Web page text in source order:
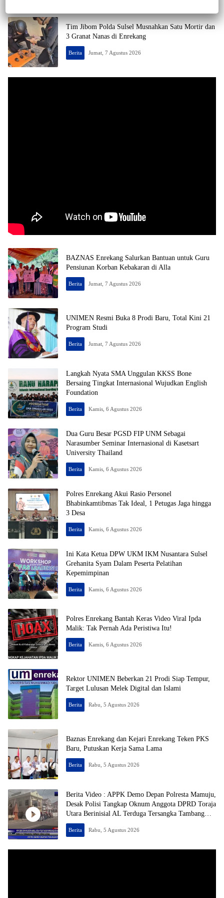
Tim Jibom Polda Sulsel Musnahkan Satu Mortir dan
3 Granat Nanas di Enrekang
Berita Jumat, 7 Agustus 2026
BAZNAS Enrekang Salurkan Bantuan untuk Guru
Pensiunan Korban Kebakaran di Alla
Berita Jumat, 7 Agustus 2026
UNIMEN Resmi Buka 8 Prodi Baru, Total Kini 21
Program Studi
Berita Jumat, 7 Agustus 2026
Langkah Nyata SMA Unggulan KKSS Bone
Bersaing Tingkat Internasional Wujudkan English
Foundation
Berita Kamis, 6 Agustus 2026
Dua Guru Besar PGSD FIP UNM Sebagai
Narasumber Seminar Internasional di Kasetsart
University Thailand
Berita Kamis, 6 Agustus 2026
Polres Enrekang Akui Rasio Personel
Bhabinkamtibmas Tak Ideal, 1 Petugas Jaga hingga
3 Desa
Berita Kamis, 6 Agustus 2026
Ini Kata Ketua DPW UKM IKM Nusantara Sulsel
Grehanita Syam Dalam Peserta Pelatihan
Kepemimpinan
Berita Kamis, 6 Agustus 2026
Polres Enrekang Bantah Keras Video Viral Ipda
Malik: Tak Pernah Ada Peristiwa Itu!
Berita Kamis, 6 Agustus 2026
Rektor UNIMEN Beberkan 21 Prodi Siap Tempur,
Target Lulusan Melek Digital dan Islami
Berita Rabu, 5 Agustus 2026
Baznas Enrekang dan Kejari Enrekang Teken PKS
Baru, Putuskan Kerja Sama Lama
Berita Rabu, 5 Agustus 2026
Berita Video : APPK Demo Depan Polresta Mamuju,
Desak Polisi Tangkap Oknum Anggota DPRD Toraja
Utara Berinisial AL Terduga Tersangka Tambang
Emas Ilegal
Berita Rabu, 5 Agustus 2026